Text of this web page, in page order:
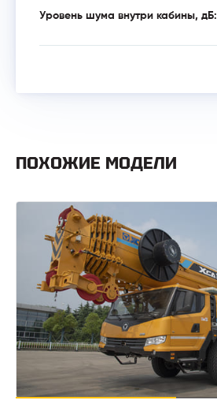
Уровень шума внутри кабины, дБ:
ПОХОЖИЕ МОДЕЛИ